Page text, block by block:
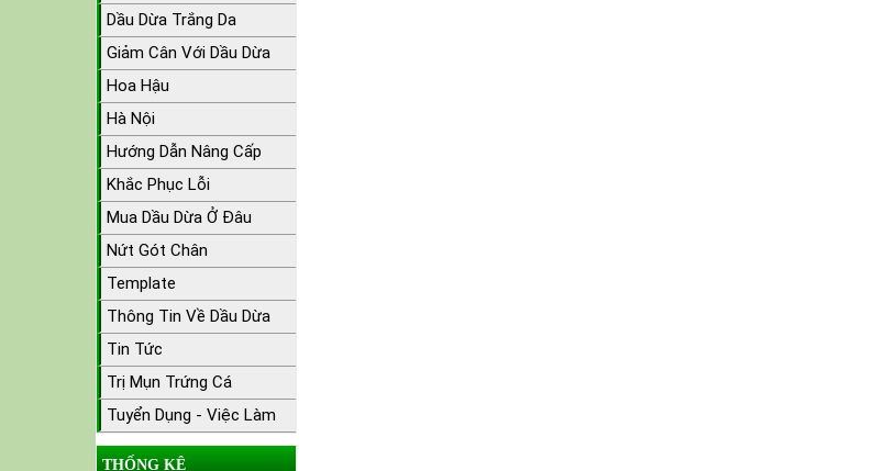
Dầu Dừa Trắng Da
Giảm Cân Với Dầu Dừa
Hoa Hậu
Hà Nội
Hướng Dẫn Nâng Cấp
Khắc Phục Lỗi
Mua Dầu Dừa Ở Đâu
Nứt Gót Chân
Template
Thông Tin Về Dầu Dừa
Tin Tức
Trị Mụn Trứng Cá
Tuyển Dụng - Việc Làm
THỐNG KÊ